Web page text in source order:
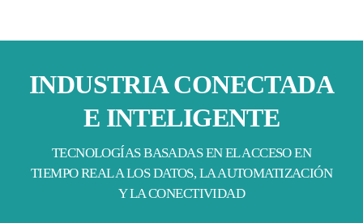
INDUSTRIA CONECTADA
E INTELIGENTE
TECNOLOGÍAS BASADAS EN EL ACCESO EN
TIEMPO REAL A LOS DATOS, LA AUTOMATIZACIÓN
Y LA CONECTIVIDAD